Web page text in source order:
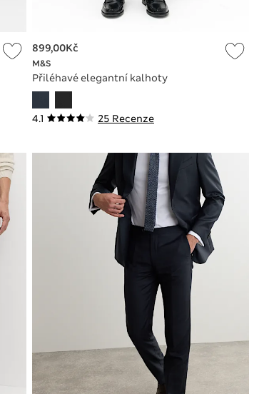
4.1 25 Recenze
M&S
Přiléhavé elegantní kalhoty
899,00Kč